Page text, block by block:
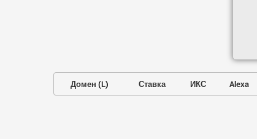
Домен (L) Ставка ИКС Alexa